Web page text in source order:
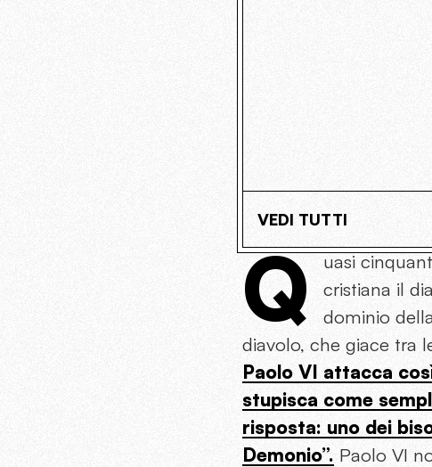
VEDI TUTTI
Q
uasi
cristiana il
dominio
diavolo, che giace tra
Paolo VI attacca
stupisca come
risposta: uno dei
Demonio”. Paolo VI